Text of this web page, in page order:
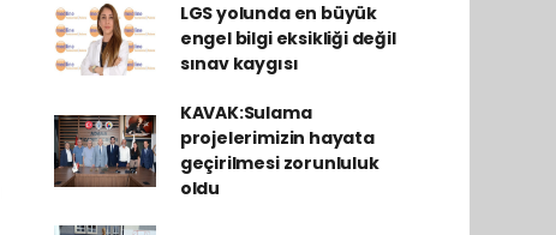
LGS yolunda en büyük
engel bilgi eksikliği değil
sınav kaygısı
KAVAK:Sulama
projelerimizin hayata
geçirilmesi zorunluluk
oldu